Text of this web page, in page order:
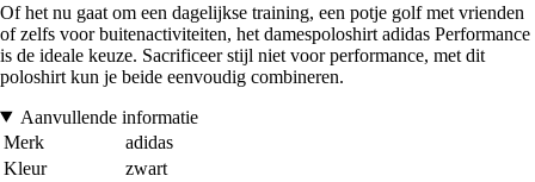
Of het nu gaat om een dagelijkse training, een potje golf met vrienden
of zelfs voor buitenactiviteiten, het damespoloshirt adidas Performance
is de ideale keuze. Sacrificeer stijl niet voor performance, met dit
poloshirt kun je beide eenvoudig combineren.
Aanvullende informatie
Merk
adidas
Kleur
zwart